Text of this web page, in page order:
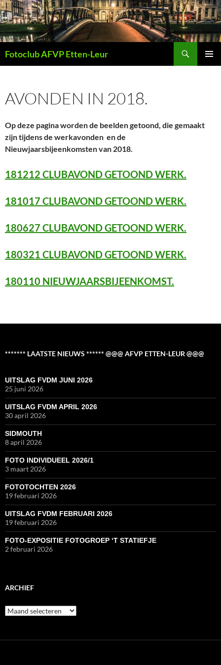
Ga
naar
inhoud
Fotoclub AFVP Etten-Leur
AVONDEN IN 2018.
Op deze pagina worden de beelden getoond, die gemaakt
zijn tijdens de werkavonden en de
Nieuwjaarsbijeenkomsten van 2018.
181212 CLUBAVOND GETOOND WERK.
181017 CLUBAVOND GETOOND WERK.
180627 CLUBAVOND GETOOND WERK.
180321 CLUBAVOND GETOOND WERK.
180110 NIEUWJAARSBIJEENKOMST.
******* LAATSTE NIEUWS ****** @@@ AFVP ETTEN-LEUR @@@
UITSLAG FVDM JUNI 2026
25 juni 2026
UITSLAG FVDM APRIL 2026
30 april 2026
SIDMOUTH
8 april 2026
FOTO INDIVIDUEEL 2026/1
3 maart 2026
FOTOTOCHTEN 2026
19 februari 2026
UITSLAG FVDM FEBRUARI 2026
19 februari 2026
FOTO-EXPOSITIE FOTOGROEP ‘T STATIEFJE
2 februari 2026
ARCHIEF
Archief